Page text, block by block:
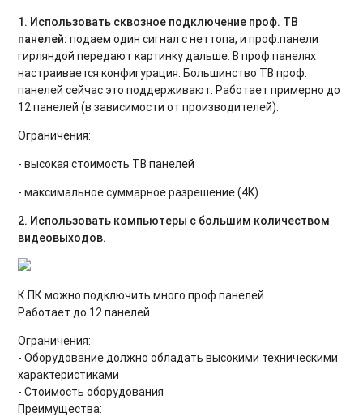
1. Использовать сквозное подключение проф. ТВ
панелей: подаем один сигнал с неттопа, и проф.панели
гирляндой передают картинку дальше. В проф.панелях
настраивается конфигурация. Большинство ТВ проф.
панелей сейчас это поддерживают. Работает примерно до
12 панелей (в зависимости от производителей).
Ограничения:
- высокая стоимость ТВ панелей
- максимальное суммарное разрешение (4K).
2. Использовать компьютеры с большим количеством
видеовыходов.
К ПК можно подключить много проф.панелей.
Работает до 12 панелей
Ограничения:
- Оборудование должно обладать высокими техническими
характеристиками
- Стоимость оборудования
Преимущества: